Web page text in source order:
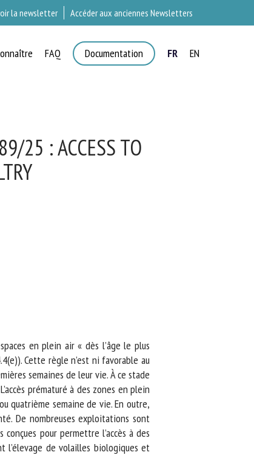
la newsletter Accéder aux anciennes Newsletters
FAQ Documentation FR EN
25 : ACCESS TO
en plein air « dès l’âge le plus
Cette règle n’est ni favorable au
semaines de leur vie. À ce stade
prématuré à des zones en plein
quatrième semaine de vie. En outre,
De nombreuses exploitations sont
pour permettre l’accès à des
de volailles biologiques et